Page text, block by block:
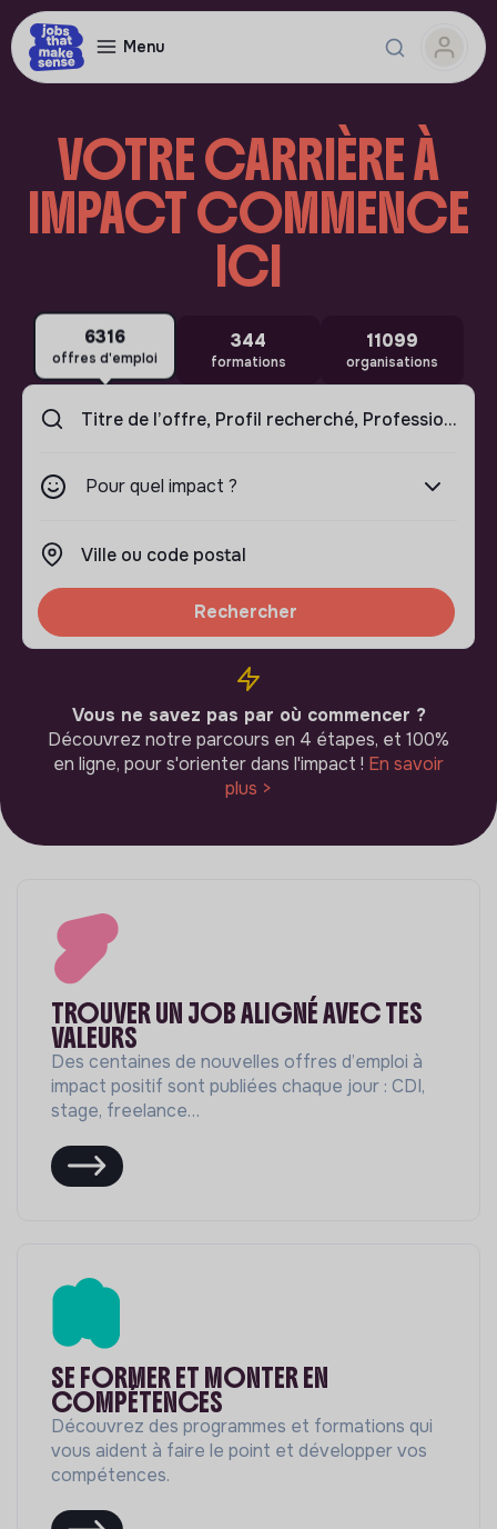
Menu
VOTRE CARRIÈRE À
IMPACT COMMENCE
ICI
6316
offres d'emploi
344
formations
11099
organisations
Pour quel impact ?
Rechercher
Vous ne savez pas par où commencer ?
Découvrez notre parcours en 4 étapes, et 100%
en ligne, pour s'orienter dans l'impact ! En savoir
plus >
TROUVER UN JOB ALIGNÉ AVEC TES
VALEURS
Des centaines de nouvelles offres d’emploi à
impact positif sont publiées chaque jour : CDI,
stage, freelance…
SE FORMER ET MONTER EN
COMPÉTENCES
Découvrez des programmes et formations qui
vous aident à faire le point et développer vos
compétences.